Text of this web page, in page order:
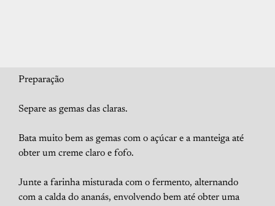
Preparação
Separe as gemas das claras.
Bata muito bem as gemas com o açúcar e a manteiga até
obter um creme claro e fofo.
Junte a farinha misturada com o fermento, alternando
com a calda do ananás, envolvendo bem até obter uma